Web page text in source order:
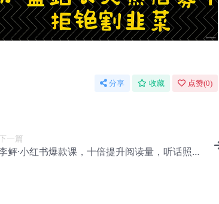
分享 收藏 点赞(0)
一篇
鲆·小红书爆款课，十倍提升阅读量，听话照做